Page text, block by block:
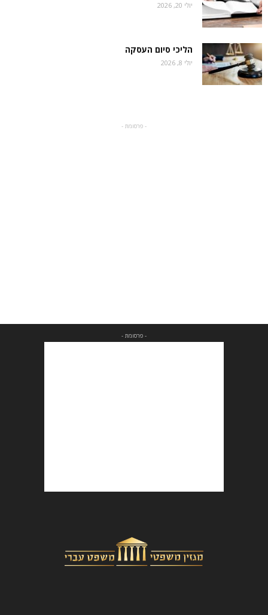
יולי 20, 2026
הליכי סיום העסקה
יולי 8, 2026
- פרסומת -
- פרסומת -